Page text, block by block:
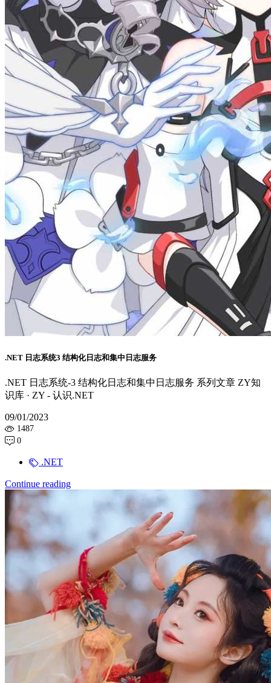
.NET 日志系统3 结构化日志和集中日志服务
.NET 日志系统-3 结构化日志和集中日志服务 系列文章 ZY知
识库 · ZY - 认识.NET
09/01/2023
1487
0
.NET
Continue reading